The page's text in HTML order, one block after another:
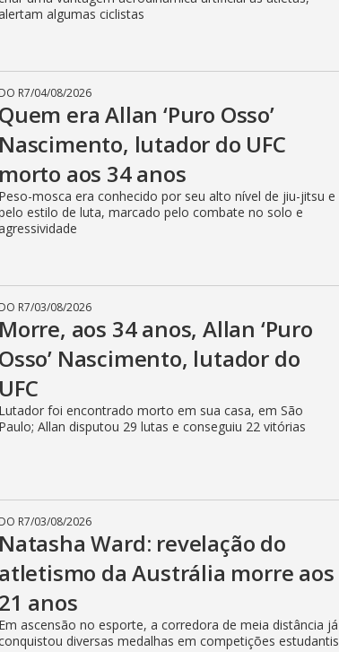
algumas ciclistas
DO R7/04/08/2026
Quem era Allan ‘Puro Osso’
Nascimento, lutador do UFC
morto aos 34 anos
Peso-mosca era conhecido por seu alto nível de jiu-jitsu e
estilo de luta, marcado pelo combate no solo e
DO R7/03/08/2026
Morre, aos 34 anos, Allan ‘Puro
Osso’ Nascimento, lutador do
UFC
Lutador foi encontrado morto em sua casa, em São
Paulo; Allan disputou 29 lutas e conseguiu 22 vitórias
DO R7/03/08/2026
Natasha Ward: revelação do
atletismo da Austrália morre aos
21 anos
Em ascensão no esporte, a corredora de meia distância já
diversas medalhas em competições estudantis